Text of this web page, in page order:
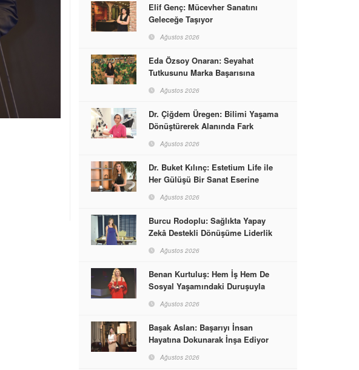
Elif Genç: Mücevher Sanatını
Geleceğe Taşıyor
Ağustos 2026
Eda Özsoy Onaran: Seyahat
Tutkusunu Marka Başarısına
Ağustos 2026
Dr. Çiğdem Üregen: Bilimi Yaşama
Dönüştürerek Alanında Fark
Ağustos 2026
Dr. Buket Kılınç: Estetium Life ile
Her Gülüşü Bir Sanat Eserine
Ağustos 2026
Burcu Rodoplu: Sağlıkta Yapay
Zekâ Destekli Dönüşüme Liderlik
Ağustos 2026
Benan Kurtuluş: Hem İş Hem De
Sosyal Yaşamındaki Duruşuyla
Ağustos 2026
Başak Aslan: Başarıyı İnsan
Hayatına Dokunarak İnşa Ediyor
Ağustos 2026